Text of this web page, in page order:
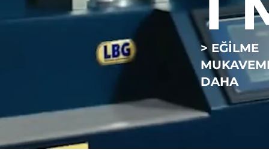
> EĞİLME
DAHA